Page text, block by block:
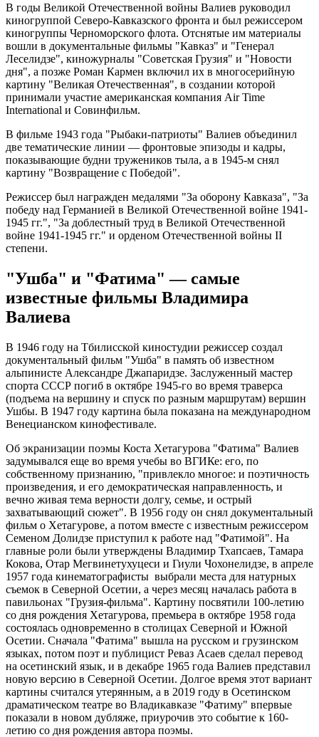
В годы Великой Отечественной войны Валиев руководил
киногруппой Северо-Кавказского фронта и был режиссером
киногруппы Черноморского флота. Отснятые им материалы
вошли в документальные фильмы "Кавказ" и "Генерал
Леселидзе", киножурналы "Советская Грузия" и "Новости
дня", а позже Роман Кармен включил их в многосерийную
картину "Великая Отечественная", в создании которой
принимали участие американская компания Air Time
International и Совинфильм.
В фильме 1943 года "Рыбаки-патриоты" Валиев объединил
две тематические линии — фронтовые эпизоды и кадры,
показывающие будни тружеников тыла, а в 1945-м снял
картину "Возвращение с Победой".
Режиссер был награжден медалями "За оборону Кавказа", "За
победу над Германией в Великой Отечественной войне 1941-
1945 гг.", "За доблестный труд в Великой Отечественной
войне 1941-1945 гг." и орденом Отечественной войны II
степени.
"Ушба" и "Фатима" — самые
известные фильмы Владимира
Валиева
В 1946 году на Тбилисской киностудии режиссер создал
документальный фильм "Ушба" в память об известном
альпинисте Александре Джапаридзе. Заслуженный мастер
спорта СССР погиб в октябре 1945-го во время траверса
(подъема на вершину и спуск по разным маршрутам) вершин
Ушбы. В 1947 году картина была показана на международном
Венецианском кинофестивале.
Об экранизации поэмы Коста Хетагурова "Фатима" Валиев
задумывался еще во время учебы во ВГИКе: его, по
собственному признанию, "привлекло многое: и поэтичность
произведения, и его демократическая направленность, и
вечно живая тема верности долгу, семье, и острый
захватывающий сюжет". В 1956 году он снял документальный
фильм о Хетагурове, а потом вместе с известным режиссером
Семеном Долидзе приступил к работе над "Фатимой". На
главные роли были утверждены Владимир Тхапсаев, Тамара
Кокова, Отар Мегвинетухуцеси и Гиули Чохонелидзе, в апреле
1957 года кинематографисты выбрали места для натурных
съемок в Северной Осетии, а через месяц началась работа в
павильонах "Грузия-фильма". Картину посвятили 100-летию
со дня рождения Хетагурова, премьера в октябре 1958 года
состоялась одновременно в столицах Северной и Южной
Осетии. Сначала "Фатима" вышла на русском и грузинском
языках, потом поэт и публицист Реваз Асаев сделал перевод
на осетинский язык, и в декабре 1965 года Валиев представил
новую версию в Северной Осетии. Долгое время этот вариант
картины считался утерянным, а в 2019 году в Осетинском
драматическом театре во Владикавказе "Фатиму" впервые
показали в новом дубляже, приурочив это событие к 160-
летию со дня рождения автора поэмы.